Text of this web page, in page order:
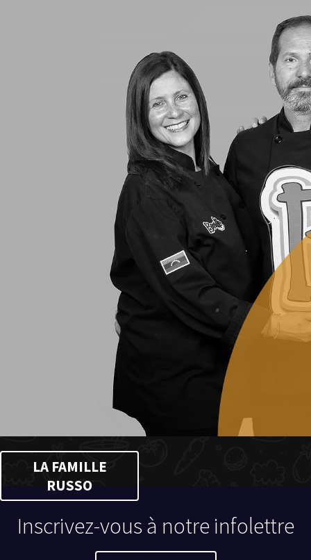
LA FAMILLE
RUSSO
Inscrivez-vous à notre infolettre